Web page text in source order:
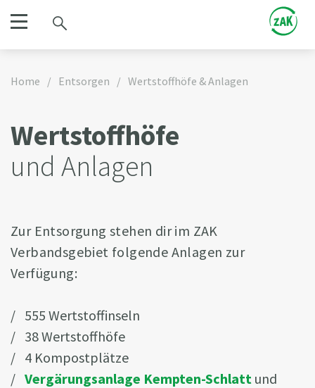
Home / Entsorgen / Wertstoffhöfe & Anlagen
Wertstoffhöfe
und Anlagen
Zur Entsorgung stehen dir im ZAK
Verbandsgebiet folgende Anlagen zur
Verfügung:
555 Wertstoffinseln
38 Wertstoffhöfe
4 Kompostplätze
Vergärungsanlage Kempten-Schlatt und